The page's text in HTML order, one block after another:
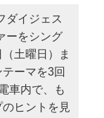
ダイジェス
ーをシング
土曜日）ま
ーマを3回
車内で、も
ヒントを見